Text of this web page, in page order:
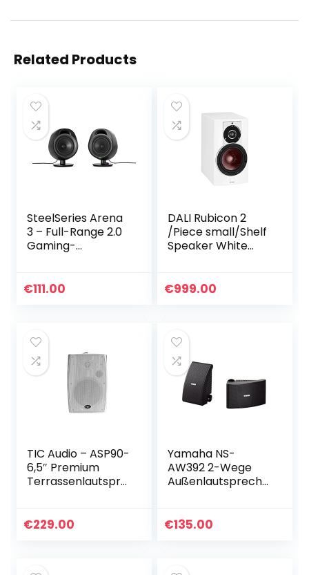
Related Products
SteelSeries Arena
3 – Full-Range 2.0
Gaming-
Intuitive Bedienung
€111.00
DALI Rubicon 2
/Piece small/Shelf
Speaker White
€999.00
TIC Audio – ASP90-
6,5″ Premium
Terrassenlautspre
Innenbereich –
€229.00
Yamaha NS-
AW392 2-Wege
Außenlautspreche
€135.00